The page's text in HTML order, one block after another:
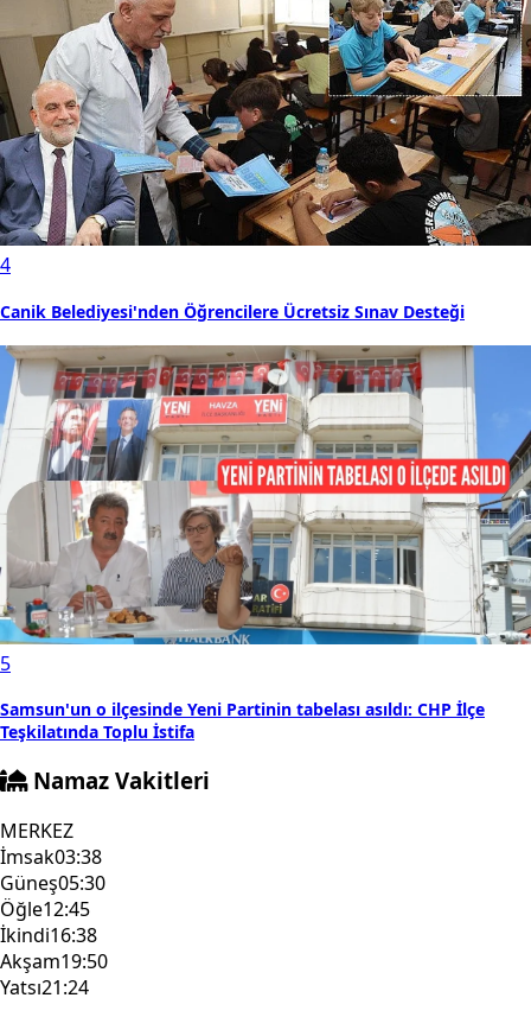
4
Canik Belediyesi'nden Öğrencilere Ücretsiz Sınav Desteği
5
Samsun'un o ilçesinde Yeni Partinin tabelası asıldı: CHP İlçe
Teşkilatında Toplu İstifa
Namaz Vakitleri
MERKEZ
İmsak03:38
Güneş05:30
Öğle12:45
İkindi16:38
Akşam19:50
Yatsı21:24